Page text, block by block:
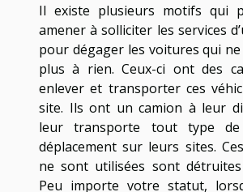
Il existe plusieurs motifs qui
amener à solliciter les services
pour dégager les voitures qui
plus à rien. Ceux-ci ont des
enlever et transporter ces
site. Ils ont un camion à leur
leur transporte tout type de
déplacement sur leurs sites.
ne sont utilisées sont détruites
Peu importe votre statut,